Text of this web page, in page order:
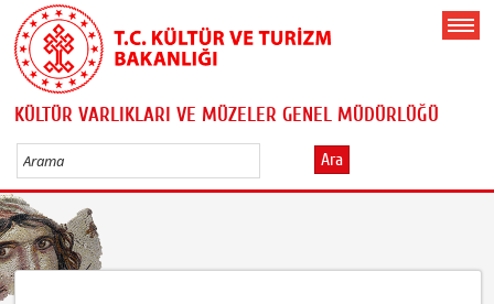
KÜLTÜR VARLIKLARI VE MÜZELER GENEL MÜDÜRLÜĞÜ
Ara